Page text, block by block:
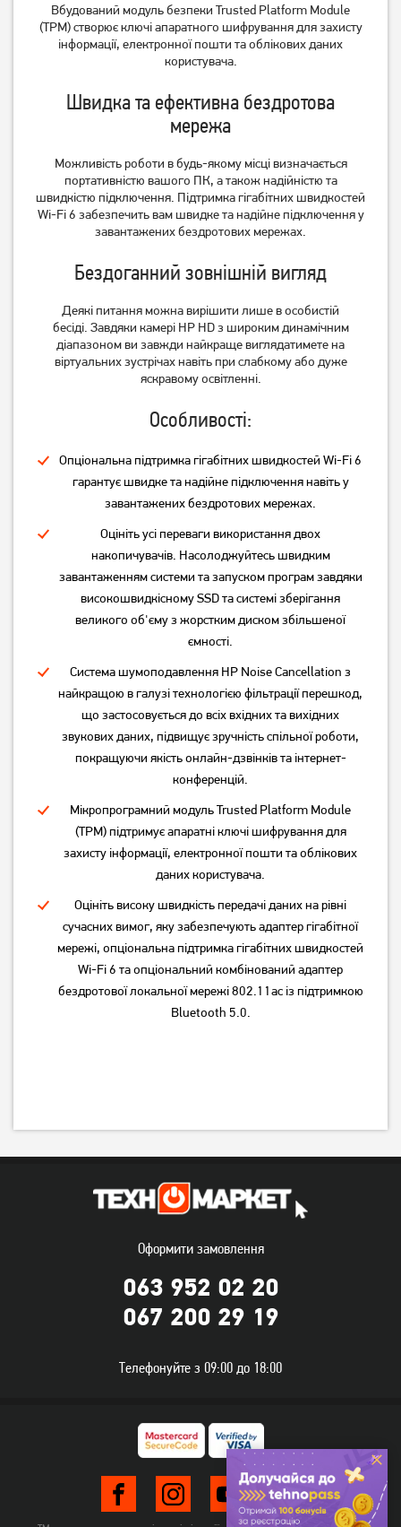
Ноутбук HP Victus 15-
fa2057ns (D14JDEA)
грн
Ноутбук Asus ExpertBook
B1 B1503CVA (B1503CVA-
23 499грн
Ноутбук Asus TUF Gaming
RL145)
Ноутбук Asus Vivobook Go
(L1504FA-BQ1966)
24 999
Ноутбук Asus Vivobook Go
15 E1504FA Cool Silver
(E1504FA-BQ2835)
29 999грн
Ноутбук HP 15-fc0005nw
(CX5C3EA)
30 999грн
38 999грн
Вбудований модуль безпеки Trusted Platform Module
(TPM) створює ключі апаратного шифрування для захисту
інформації, електронної пошти та облікових даних
користувача.
Швидка та ефективна бездротова
мережа
Можливість роботи в будь-якому місці визначається
портативністю вашого ПК, а також надійністю та
швидкістю підключення. Підтримка гігабітних швидкостей
Wi-Fi 6 забезпечить вам швидке та надійне підключення у
завантажених бездротових мережах.
Бездоганний зовнішній вигляд
Деякі питання можна вирішити лише в особистій
бесіді. Завдяки камері HP HD з широким динамічним
діапазоном ви завжди найкраще виглядатимете на
віртуальних зустрічах навіть при слабкому або дуже
яскравому освітленні.
Особливості:
Опціональна підтримка гігабітних швидкостей Wi-Fi 6
гарантує швидке та надійне підключення навіть у
завантажених бездротових мережах.
Оцініть усі переваги використання двох
накопичувачів. Насолоджуйтесь швидким
завантаженням системи та запуском програм завдяки
високошвидкісному SSD та системі зберігання
великого об'єму з жорстким диском збільшеної
ємності.
Система шумоподавлення HP Noise Cancellation з
найкращою в галузі технологією фільтрації перешкод,
що застосовується до всіх вхідних та вихідних
звукових даних, підвищує зручність спільної роботи,
покращуючи якість онлайн-дзвінків та інтернет-
конференцій.
Мікропрограмний модуль Trusted Platform Module
(TPM) підтримує апаратні ключі шифрування для
захисту інформації, електронної пошти та облікових
даних користувача.
Оцініть високу швидкість передачі даних на рівні
сучасних вимог, яку забезпечують адаптер гігабітної
мережі, опціональна підтримка гігабітних швидкостей
Wi-Fi 6 та опціональний комбінований адаптер
бездротової локальної мережі 802.11ac із підтримкою
Bluetooth 5.0.
Оформити замовлення
063 952 02 20
067 200 29 19
Телефонуйте з 09:00 до 18:00